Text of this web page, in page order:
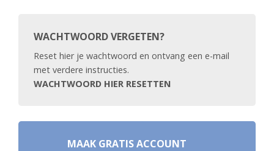
WACHTWOORD VERGETEN?
Reset hier je wachtwoord en ontvang een e-mail
met verdere instructies.
WACHTWOORD HIER RESETTEN
MAAK GRATIS ACCOUNT